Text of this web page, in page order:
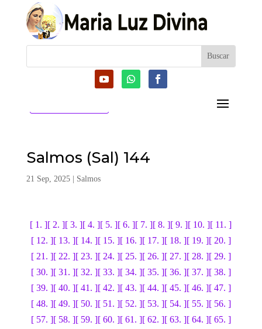
Salmos (Sal) 144
21 Sep, 2025| Salmos
[ 1. ][ 2. ][ 3. ][ 4. ][ 5. ][ 6. ][ 7. ][ 8. ][ 9. ][ 10. ][ 11. ]
[ 12. ][ 13. ][ 14. ][ 15. ][ 16. ][ 17. ][ 18. ][ 19. ][ 20. ]
[ 21. ][ 22. ][ 23. ][ 24. ][ 25. ][ 26. ][ 27. ][ 28. ][ 29. ]
[ 30. ][ 31. ][ 32. ][ 33. ][ 34. ][ 35. ][ 36. ][ 37. ][ 38. ]
[ 39. ][ 40. ][ 41. ][ 42. ][ 43. ][ 44. ][ 45. ][ 46. ][ 47. ]
[ 48. ][ 49. ][ 50. ][ 51. ][ 52. ][ 53. ][ 54. ][ 55. ][ 56. ]
[ 57. ][ 58. ][ 59. ][ 60. ][ 61. ][ 62. ][ 63. ][ 64. ][ 65. ]